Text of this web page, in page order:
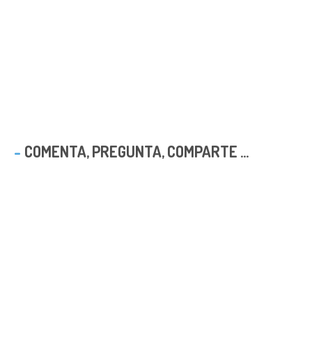
COMENTA, PREGUNTA, COMPARTE ...